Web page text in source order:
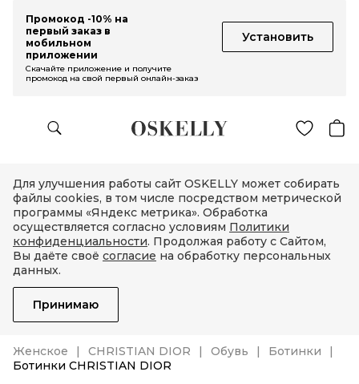
Промокод -10% на
первый заказ в
мобильном
приложении
Установить
Скачайте приложение и получите
промокод на свой первый онлайн-заказ
Для улучшения работы сайт OSKELLY может собирать
файлы cookies, в том числе посредством метрической
программы «Яндекс метрика». Обработка
осуществляется согласно условиям Политики
конфиденциальности. Продолжая работу с Сайтом,
Вы даёте своё согласие на обработку персональных
данных.
Принимаю
Женское CHRISTIAN DIOR Обувь
Ботинки
Ботинки CHRISTIAN DIOR